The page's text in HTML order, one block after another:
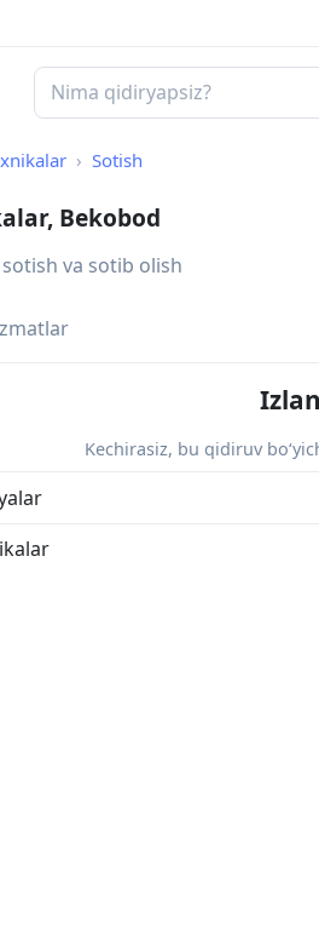
Sotish
Bekobod
va sotib olish
Kechirasiz, bu qidiruv